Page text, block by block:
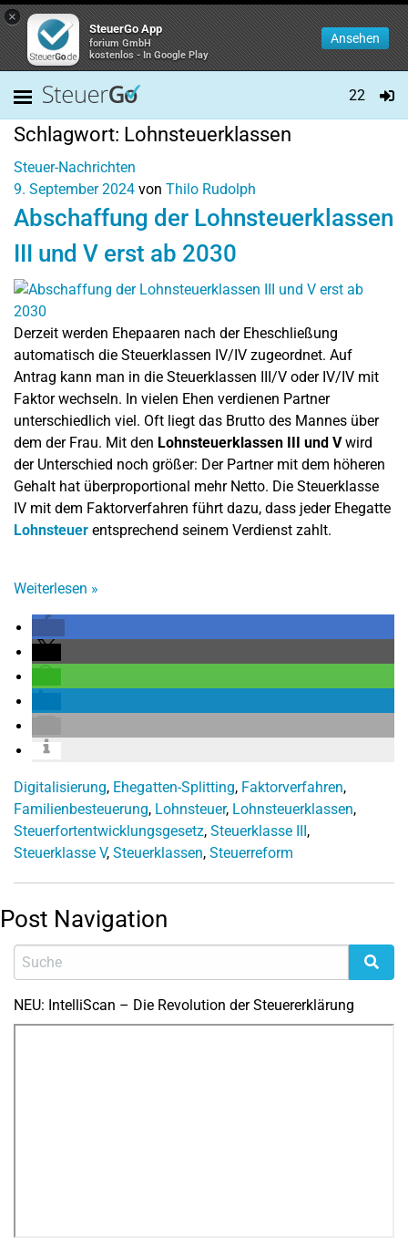
×
SteuerGo App
forium GmbH
kostenlos - In Google Play
Ansehen
22
Schlagwort: Lohnsteuerklassen
Steuer-Nachrichten
9. September 2024 von Thilo Rudolph
Abschaffung der Lohnsteuerklassen
III und V erst ab 2030
Derzeit werden Ehepaaren nach der Eheschließung
automatisch die Steuerklassen IV/IV zugeordnet. Auf
Antrag kann man in die Steuerklassen III/V oder IV/IV mit
Faktor wechseln. In vielen Ehen verdienen Partner
unterschiedlich viel. Oft liegt das Brutto des Mannes über
dem der Frau. Mit den Lohnsteuerklassen III und Vwird
der Unterschied noch größer: Der Partner mit dem höheren
Gehalt hat überproportional mehr Netto. Die Steuerklasse
IV mit dem Faktorverfahren führt dazu, dass jeder Ehegatte
Lohnsteuer entsprechend seinem Verdienst zahlt.
Weiterlesen »
Digitalisierung, Ehegatten-Splitting, Faktorverfahren,
Familienbesteuerung, Lohnsteuer, Lohnsteuerklassen,
Steuerfortentwicklungsgesetz, Steuerklasse III,
Steuerklasse V, Steuerklassen, Steuerreform
Post Navigation
NEU: IntelliScan – Die Revolution der Steuererklärung